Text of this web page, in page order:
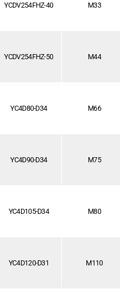
YCDV254FHZ-40 M33
YCDV254FHZ-50 M44
YC4D80-D34 M66
YC4D90-D34 M75
YC4D105-D34 M80
YC4D120-D31 M110